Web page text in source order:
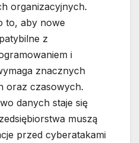
organizacyjnych.
to, aby nowe
z
i
znacznych
oraz czasowych.
danych staje się
muszą
przed cyberatakami